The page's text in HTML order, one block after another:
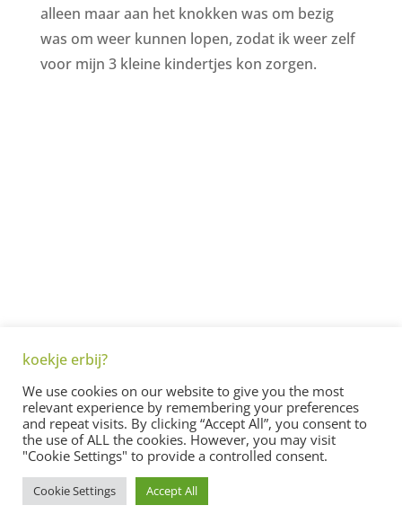
alleen maar aan het knokken was om bezig
was om weer kunnen lopen, zodat ik weer zelf
voor mijn 3 kleine kindertjes kon zorgen.
koekje erbij?
We use cookies on our website to give you the most
relevant experience by remembering your preferences
and repeat visits. By clicking “Accept All”, you consent to
the use of ALL the cookies. However, you may visit
"Cookie Settings" to provide a controlled consent.
Cookie Settings Accept All